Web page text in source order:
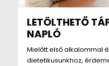
LETÖLTHETŐ
NAPLÓ
Mielőtt első alkalommal
dietetikusunkhoz,